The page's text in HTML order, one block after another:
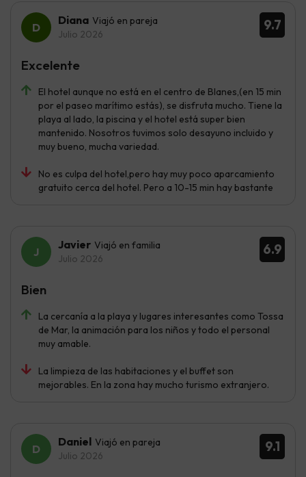
9.7
Diana Viajó en pareja
Julio 2026
El hotel aunque no está en el centro de Blanes,(en 15 min
por el paseo marítimo estás), se disfruta mucho. Tiene la
playa al lado, la piscina y el hotel está super bien
mantenido. Nosotros tuvimos solo desayuno incluido y
muy bueno, mucha variedad.
No es culpa del hotel,pero hay muy poco aparcamiento
gratuito cerca del hotel. Pero a 10-15 min hay bastante
Excelente
6.9
Javier Viajó en familia
Julio 2026
La cercanía a la playa y lugares interesantes como Tossa
de Mar, la animación para los niños y todo el personal
muy amable.
La limpieza de las habitaciones y el buffet son
mejorables. En la zona hay mucho turismo extranjero.
Bien
9.1
Daniel Viajó en pareja
Julio 2026